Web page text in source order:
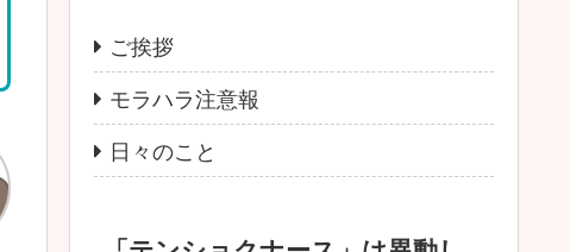
ご挨拶
モラハラ注意報
日々のこと